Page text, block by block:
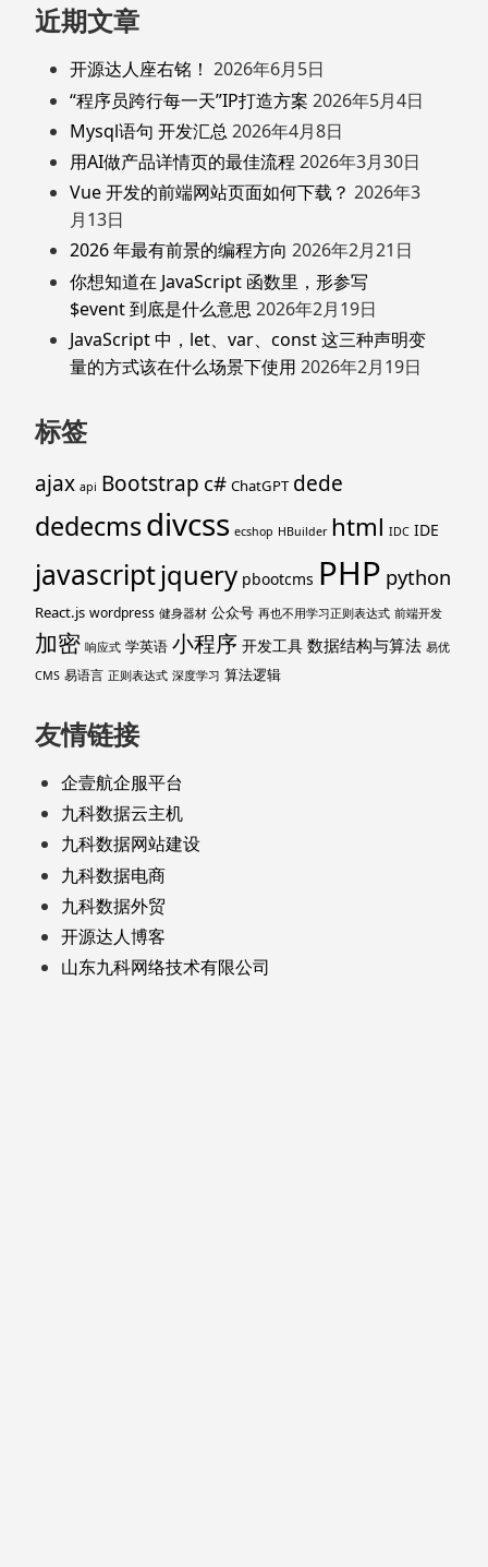
近期文章
开源达人座右铭！ 2026年6月5日
“程序员跨行每一天”IP打造方案 2026年5月4日
Mysql语句 开发汇总 2026年4月8日
用AI做产品详情页的最佳流程 2026年3月30日
Vue 开发的前端网站页面如何下载？ 2026年3
月13日
2026 年最有前景的编程方向 2026年2月21日
你想知道在 JavaScript 函数里，形参写
$event 到底是什么意思 2026年2月19日
JavaScript 中，let、var、const 这三种声明变
量的方式该在什么场景下使用 2026年2月19日
标签
ajax api Bootstrap c# ChatGPT dede
dedecmsdivcss ecshop HBuilder html IDC IDE
javascriptjquery pbootcms PHP python
React.js wordpress 健身器材 公众号 再也不用学习正则表达式 前端开发
加密 响应式 学英语 小程序 开发工具 数据结构与算法 易优
CMS 易语言 正则表达式 深度学习 算法逻辑
友情链接
企壹航企服平台
九科数据云主机
九科数据网站建设
九科数据电商
九科数据外贸
开源达人博客
山东九科网络技术有限公司